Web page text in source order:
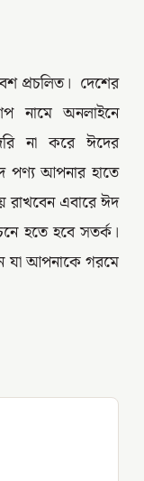
প্রচলিত। দেশের
নামে অনলাইনে
না করে ঈদের
পণ্য আপনার হাতে
রাখবেন এবারে ঈদ
হতে হবে সতর্ক।
যা আপনাকে গরমে